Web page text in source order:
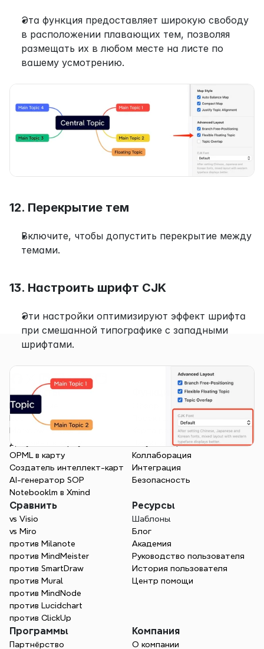
Эта функция предоставляет широкую свободу
в расположении плавающих тем, позволяя
размещать их в любом месте на листе по
вашему усмотрению.
12. Перекрытие тем
Включите, чтобы допустить перекрытие между
темами.
13. Настроить шрифт CJK
Эти настройки оптимизируют эффект шрифта
при смешанной типографике с западными
шрифтами.
Продукты
Приложение
Markdown в карту
Документ в карту
OPML в карту
Создатель интеллект-карт
AI-генератор SOP
Notebooklm в Xmind
Карта разума AI
Визуализация
Коллаборация
Интеграция
Безопасность
Сравнить
vs Visio
vs Miro
против Milanote
против MindMeister
против SmartDraw
против Mural
против MindNode
против Lucidchart
против ClickUp
Ресурсы
Шаблоны
Блог
Академия
Руководство пользователя
История пользователя
Центр помощи
Программы
Партнёрство
Компания
О компании